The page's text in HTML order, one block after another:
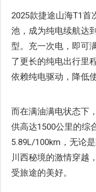
2025款捷途山海T1首
池，成为纯电续航达
型。充一次电，即可
了更长的纯电出行里
依赖纯电驱动，降低
而在满油满电状态下
供高达1500公里的综
5.89L/100km，无论
川西秘境的激情穿越
受旅途的美好。